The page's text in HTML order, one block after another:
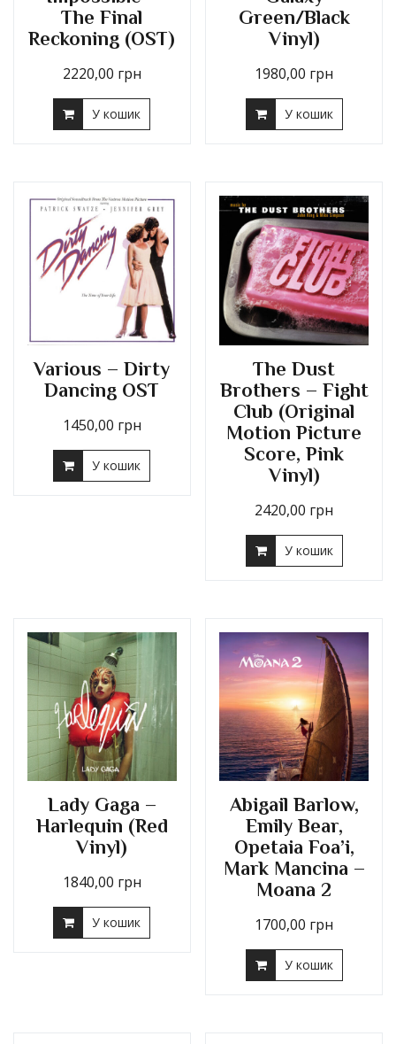
The Final
Reckoning (OST)
2220,00 грн
У кошик
Green/Black
Vinyl)
1980,00 грн
У кошик
Various – Dirty
Dancing OST
1450,00 грн
У кошик
The Dust
Brothers – Fight
Club (Original
Motion Picture
Score, Pink
Vinyl)
2420,00 грн
У кошик
Lady Gaga –
Harlequin (Red
Vinyl)
1840,00 грн
У кошик
Abigail Barlow,
Emily Bear,
Opetaia Foa’i,
Mark Mancina –
Moana 2
1700,00 грн
У кошик